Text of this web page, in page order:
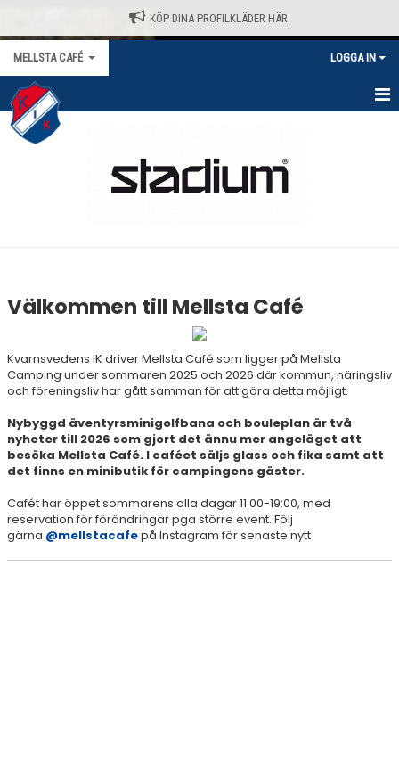
KÖP DINA PROFILKLÄDER HÄR
MELLSTA CAFÉ LOGGA IN
HEM
Välkommen till Mellsta Café
Kvarnsvedens IK driver Mellsta Café som ligger på Mellsta
Camping under sommaren 2025 och 2026 där kommun, näringsliv
och föreningsliv har gått samman för att göra detta möjligt.
Nybyggd äventyrsminigolfbana och bouleplan är två
nyheter till 2026 som gjort det ännu mer angeläget att
besöka Mellsta Café. I caféet säljs glass och fika samt att
det finns en minibutik för campingens gäster.
Cafét har öppet sommarens alla dagar 11:00-19:00, med
reservation för förändringar pga större event. Följ
gärna @mellstacafepå Instagram för senaste nytt